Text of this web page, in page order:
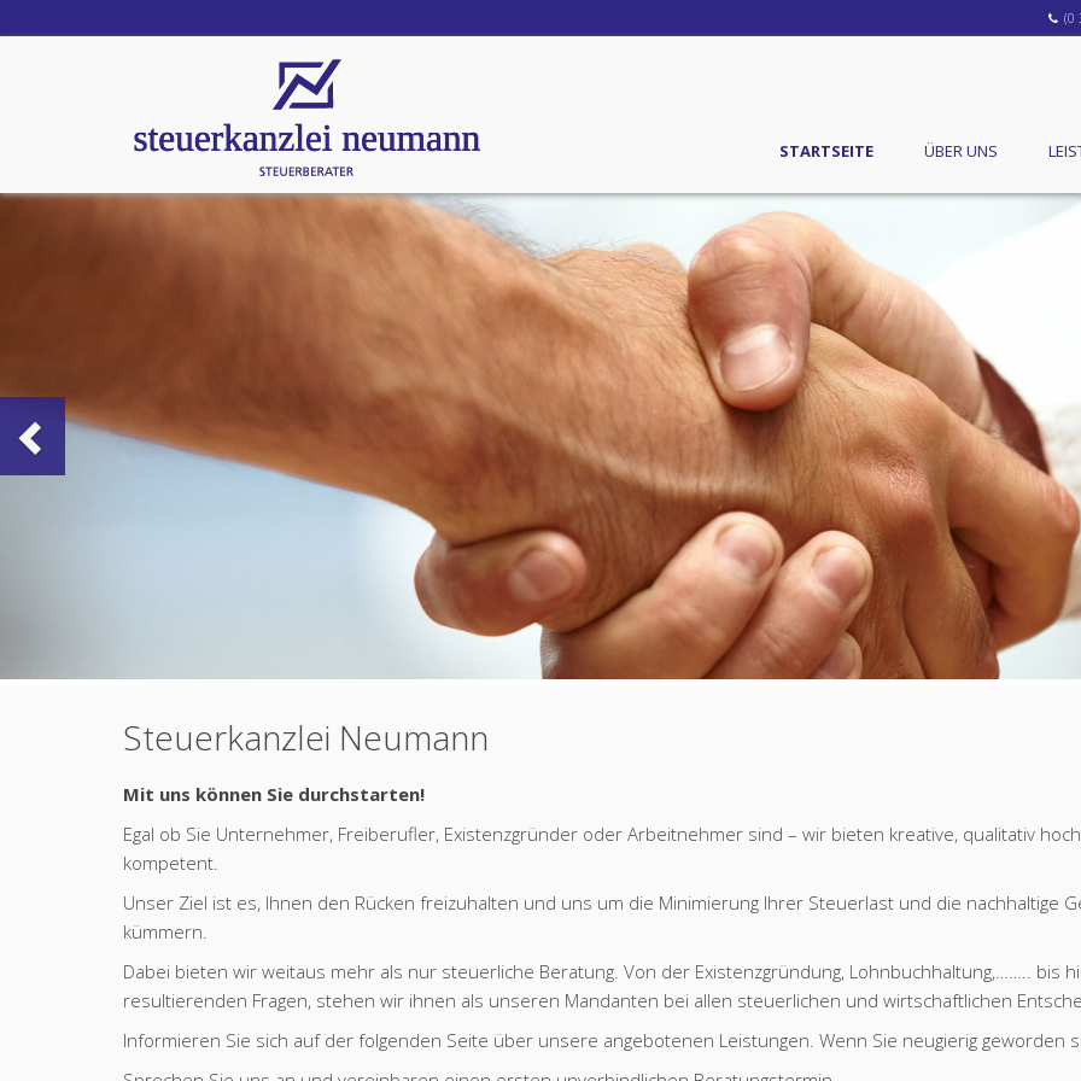
(0
STARTSEITE ÜBER UNS
Zurück
Steuerkanzlei Neumann
Mit uns können Sie durchstarten!
Egal ob Sie Unternehmer, Freiberufler, Existenzgründer oder Arbeitnehmer sind – wir bieten kreative, qualitativ
kompetent.
Unser Ziel ist es, Ihnen den Rücken freizuhalten und uns um die Minimierung Ihrer Steuerlast und die nachhaltige
kümmern.
Dabei bieten wir weitaus mehr als nur steuerliche Beratung. Von der Existenzgründung, Lohnbuchhaltung,…….. bis
resultierenden Fragen, stehen wir ihnen als unseren Mandanten bei allen steuerlichen und wirtschaftlichen
Informieren Sie sich auf der folgenden Seite über unsere angebotenen Leistungen. Wenn Sie neugierig geworden